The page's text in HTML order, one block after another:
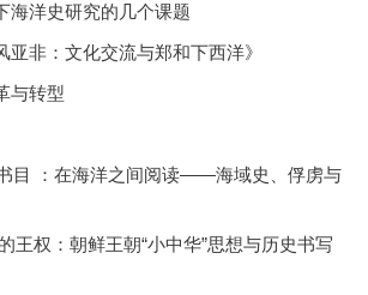
洋史研究的几个课题
亚非：文化交流与郑和下西洋》
与转型
目 ：在海洋之间阅读——海域史、俘虏与
王权：朝鲜王朝“小中华”思想与历史书写